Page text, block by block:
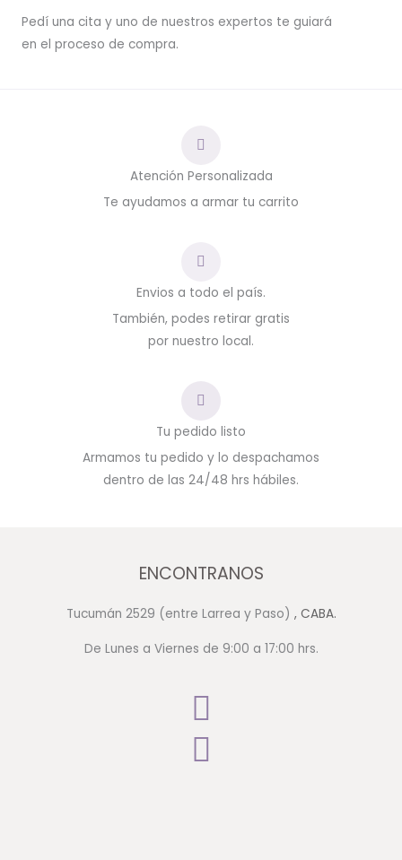
Pedí una cita y uno de nuestros expertos te guiará
en el proceso de compra.
Atención Personalizada
Te ayudamos a armar tu carrito
Envios a todo el país.
También, podes retirar gratis
por nuestro local.
Tu pedido listo
Armamos tu pedido y lo despachamos
dentro de las 24/48 hrs hábiles.
ENCONTRANOS
Tucumán 2529 (entre Larrea y Paso) , CABA.
De Lunes a Viernes de 9:00 a 17:00 hrs.